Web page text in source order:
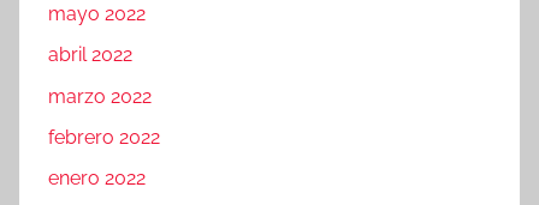
mayo 2022
abril 2022
marzo 2022
febrero 2022
enero 2022